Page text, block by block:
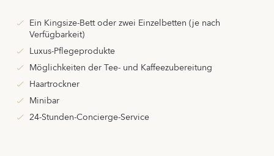
Ein Kingsize-Bett oder zwei Einzelbetten (je nach
Verfügbarkeit)
Luxus-Pflegeprodukte
Möglichkeiten der Tee- und Kaffeezubereitung
Haartrockner
Minibar
24-Stunden-Concierge-Service